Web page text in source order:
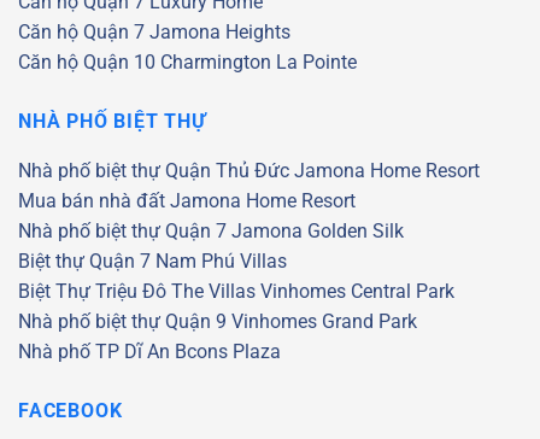
Căn hộ Quận 7 Jamona Heights
Căn hộ Quận 10 Charmington La Pointe
NHÀ PHỐ BIỆT THỰ
Nhà phố biệt thự Quận Thủ Đức Jamona Home Resort
Mua bán nhà đất Jamona Home Resort
Nhà phố biệt thự Quận 7 Jamona Golden Silk
Biệt thự Quận 7 Nam Phú Villas
Biệt Thự Triệu Đô The Villas Vinhomes Central Park
Nhà phố biệt thự Quận 9 Vinhomes Grand Park
Nhà phố TP Dĩ An Bcons Plaza
FACEBOOK